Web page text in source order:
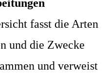
fasst die Arten
und die Zwecke
und verweist